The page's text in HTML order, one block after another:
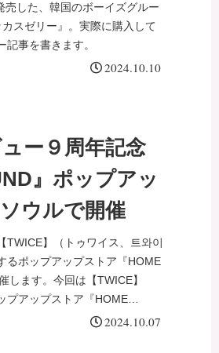
した、韓国のボーイズグルー
スゼリー』。実際に購入して
事を書きます。
2024.10.10
ュー９周年記念
』ポップアッ
ウルで開催
】（トゥワイス、트와이
るポップアップストア『HOME
します。今回は【TWICE】
プアップストア『HOME
2024.10.07